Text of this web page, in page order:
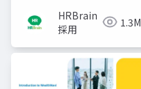
HRBrain
採用
1.3M